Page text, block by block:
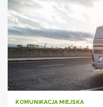
KOMUNIKACJA MIEJSKA